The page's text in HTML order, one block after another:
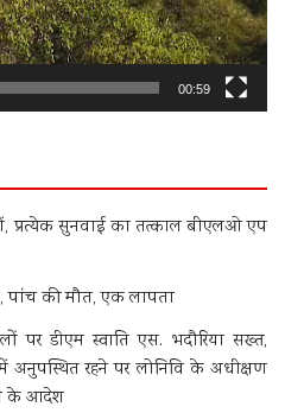
00:59
प्रत्येक सुनवाई का तत्काल बीएलओ एप
पांच की मौत, एक लापता
पर डीएम स्वाति एस. भदौरिया सख्त,
अनुपस्थित रहने पर लोनिवि के अधीक्षण
के आदेश